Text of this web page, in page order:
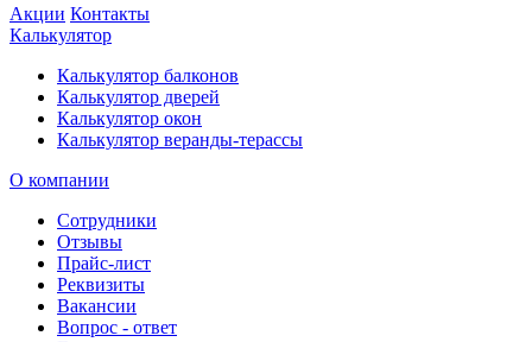
Акции Контакты
Калькулятор
Калькулятор балконов
Калькулятор дверей
Калькулятор окон
Калькулятор веранды-терассы
О компании
Сотрудники
Отзывы
Прайс-лист
Реквизиты
Вакансии
Вопрос - ответ